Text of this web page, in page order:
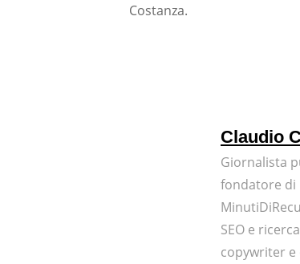
Costanza.
Claudio
Giornalista
fondatore di
SEO e
copywriter e